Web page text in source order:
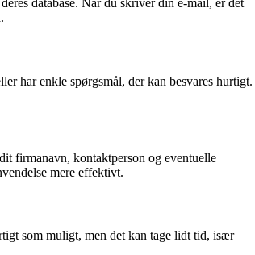
database. Når du skriver din e-mail, er det
har enkle spørgsmål, der kan besvares hurtigt.
firmanavn, kontaktperson og eventuelle
mere effektivt.
som muligt, men det kan tage lidt tid, især